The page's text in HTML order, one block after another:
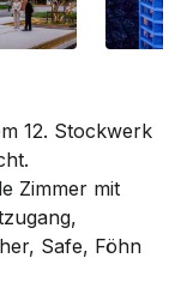
12. Stockwerk
Zimmer mit
Safe, Föhn